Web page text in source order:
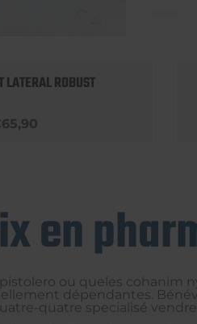
ROBUST
en
ou queles
dépendantes.
quatre specialisé